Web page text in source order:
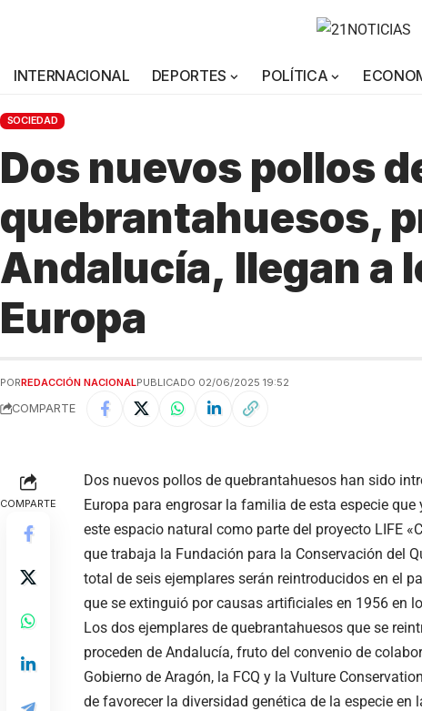
INTERNACIONAL DEPORTES POLÍTICA
SOCIEDAD
Dos nuevos pollos
quebrantahuesos,
Andalucía, llegan a
Europa
PORREDACCIÓN NACIONALPUBLICADO 02/06/2025 19:52
COMPARTE
COMPARTE
Dos nuevos pollos de quebrantahuesos han sido
Europa para engrosar la familia de esta especie que
este espacio natural como parte del proyecto LIFE
que trabaja la Fundación para la Conservación del
total de seis ejemplares serán reintroducidos en el
que se extinguió por causas artificiales en 1956 en
Los dos ejemplares de quebrantahuesos que se
proceden de Andalucía, fruto del convenio de
Gobierno de Aragón, la FCQ y la Vulture
de favorecer la diversidad genética de la especie en